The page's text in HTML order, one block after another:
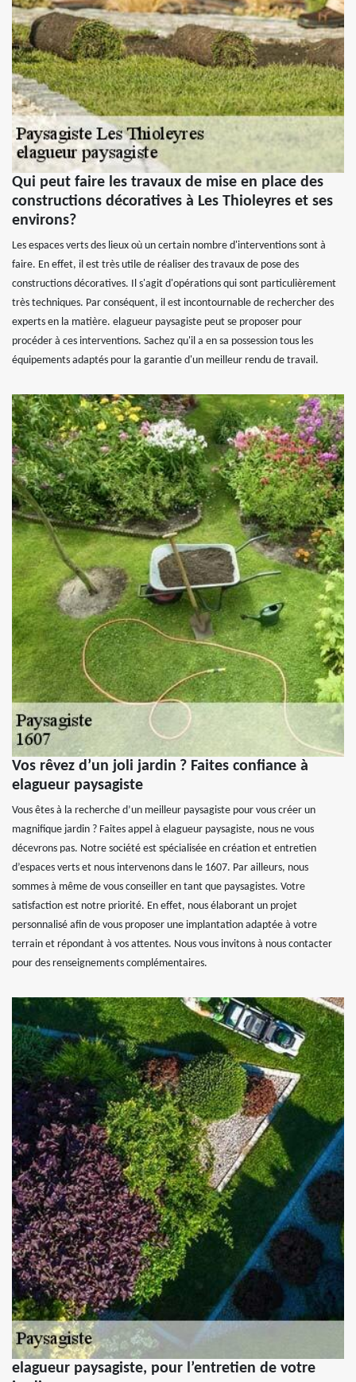
Qui peut faire les travaux de mise en place des
constructions décoratives à Les Thioleyres et ses
environs?
Les espaces verts des lieux où un certain nombre d'interventions sont à
faire. En effet, il est très utile de réaliser des travaux de pose des
constructions décoratives. Il s'agit d'opérations qui sont particulièrement
très techniques. Par conséquent, il est incontournable de rechercher des
experts en la matière. elagueur paysagiste peut se proposer pour
procéder à ces interventions. Sachez qu'il a en sa possession tous les
équipements adaptés pour la garantie d'un meilleur rendu de travail.
Vos rêvez d’un joli jardin ? Faites confiance à
elagueur paysagiste
Vous êtes à la recherche d’un meilleur paysagiste pour vous créer un
magnifique jardin ? Faites appel à elagueur paysagiste, nous ne vous
décevrons pas. Notre société est spécialisée en création et entretien
d’espaces verts et nous intervenons dans le 1607. Par ailleurs, nous
sommes à même de vous conseiller en tant que paysagistes. Votre
satisfaction est notre priorité. En effet, nous élaborant un projet
personnalisé afin de vous proposer une implantation adaptée à votre
terrain et répondant à vos attentes. Nous vous invitons à nous contacter
pour des renseignements complémentaires.
elagueur paysagiste, pour l’entretien de votre